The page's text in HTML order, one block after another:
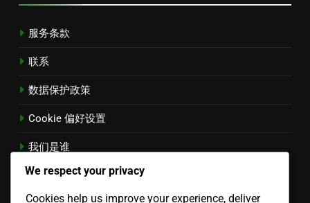
服务条款
联系
数据保护政策
Cookie 偏好设置
我们是谁
Chinese▾
We respect your privacy
Cookies help us improve your experience, deliver